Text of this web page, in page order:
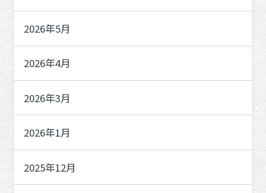
2026年5月
2026年4月
2026年3月
2026年1月
2025年12月